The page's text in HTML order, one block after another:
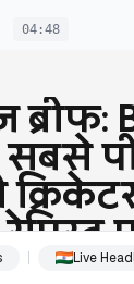
04:48
ब्रीफ:
सबसे
Live